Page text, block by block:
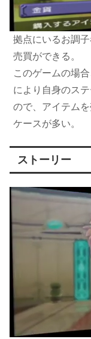
拠点にいるお調
売買ができる。
このゲームの場
により自身のス
ので、アイテム
ケースが多い。
ストーリー